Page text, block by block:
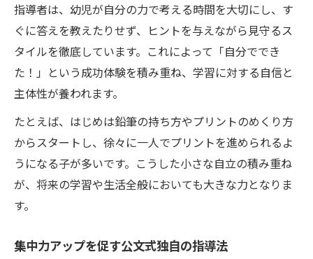
指導者は、幼児が自分の力で考える時間を大切にし、す
ぐに答えを教えたりせず、ヒントを与えながら見守るス
タイルを徹底しています。これによって「自分ででき
た！」という成功体験を積み重ね、学習に対する自信と
主体性が養われます。
たとえば、はじめは鉛筆の持ち方やプリントのめくり方
からスタートし、徐々に一人でプリントを進められるよ
うになる子が多いです。こうした小さな自立の積み重ね
が、将来の学習や生活全般においても大きな力となりま
す。
集中力アップを促す公文式独自の指導法